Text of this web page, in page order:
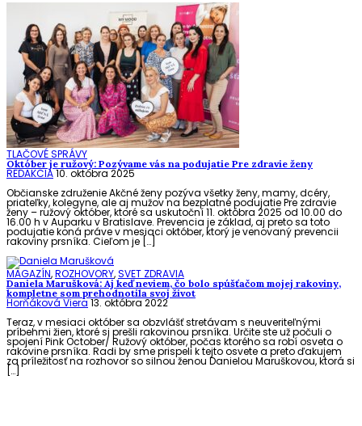
TLAČOVÉ SPRÁVY
Október je ružový: Pozývame vás na podujatie Pre zdravie ženy
REDAKCIA10. októbra 2025
Občianske združenie Akčné ženy pozýva všetky ženy, mamy, dcéry,
priateľky, kolegyne, ale aj mužov na bezplatné podujatie Pre zdravie
ženy – ružový október, ktoré sa uskutoční 11. októbra 2025 od 10.00 do
16.00 h v Auparku v Bratislave. Prevencia je základ, aj preto sa toto
podujatie koná práve v mesiaci október, ktorý je venovaný prevencii
rakoviny prsníka. Cieľom je […]
MAGAZÍN,ROZHOVORY,SVET ZDRAVIA
Daniela Marušková: Aj keď neviem, čo bolo spúšťačom mojej rakoviny,
kompletne som prehodnotila svoj život
Horňáková Viera13. októbra 2022
Teraz, v mesiaci október sa obzvlášť stretávam s neuveriteľnými
príbehmi žien, ktoré si prešli rakovinou prsníka. Určite ste už počuli o
spojení Pink October/ Ružový október, počas ktorého sa robí osveta o
rakovine prsníka. Radi by sme prispeli k tejto osvete a preto ďakujem
za príležitosť na rozhovor so silnou ženou Danielou Maruškovou, ktorá si
[…]